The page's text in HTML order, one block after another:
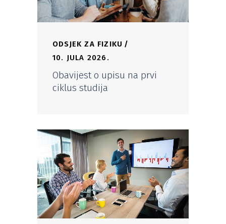
ODSJEK ZA FIZIKU
10. JULA 2026.
Obavijest o upisu na prvi
ciklus studija